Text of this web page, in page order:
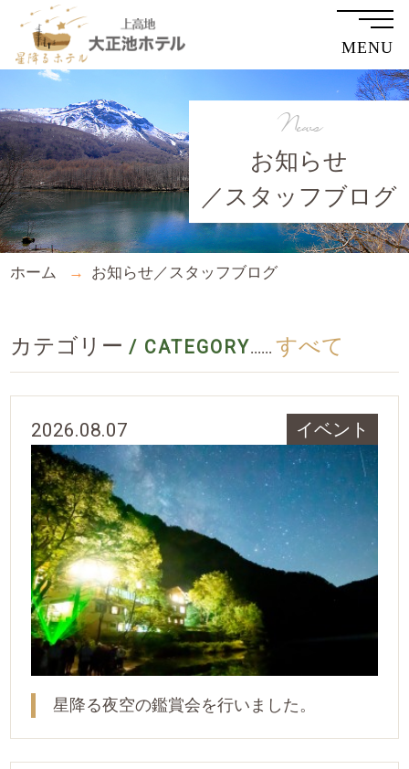
MENU
お知らせ
／スタッフブログ
News
ホーム お知らせ／スタッフブログ
カテゴリー / CATEGORY...... すべて
2026.08.07 イベント
星降る夜空の鑑賞会を行いました。